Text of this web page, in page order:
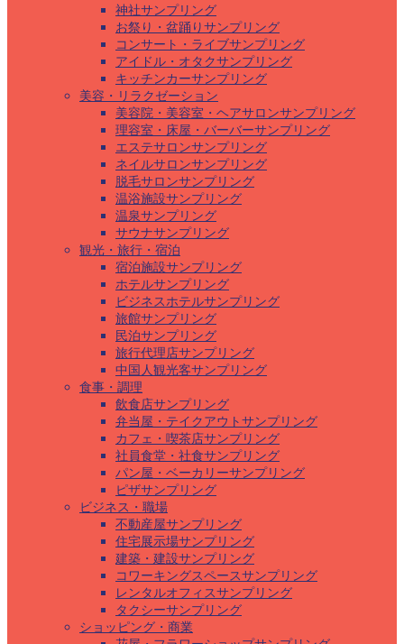
神社サンプリング
お祭り・盆踊りサンプリング
コンサート・ライブサンプリング
アイドル・オタクサンプリング
キッチンカーサンプリング
美容・リラクゼーション
美容院・美容室・ヘアサロンサンプリング
理容室・床屋・バーバーサンプリング
エステサロンサンプリング
ネイルサロンサンプリング
脱毛サロンサンプリング
温浴施設サンプリング
温泉サンプリング
サウナサンプリング
観光・旅行・宿泊
宿泊施設サンプリング
ホテルサンプリング
ビジネスホテルサンプリング
旅館サンプリング
民泊サンプリング
旅行代理店サンプリング
中国人観光客サンプリング
食事・調理
飲食店サンプリング
弁当屋・テイクアウトサンプリング
カフェ・喫茶店サンプリング
社員食堂・社食サンプリング
パン屋・ベーカリーサンプリング
ピザサンプリング
ビジネス・職場
不動産屋サンプリング
住宅展示場サンプリング
建築・建設サンプリング
コワーキングスペースサンプリング
レンタルオフィスサンプリング
タクシーサンプリング
ショッピング・商業